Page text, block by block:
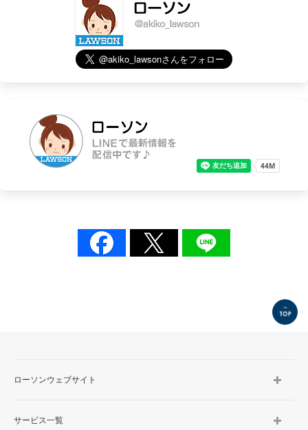
ローソンウェブサイト
サービス一覧